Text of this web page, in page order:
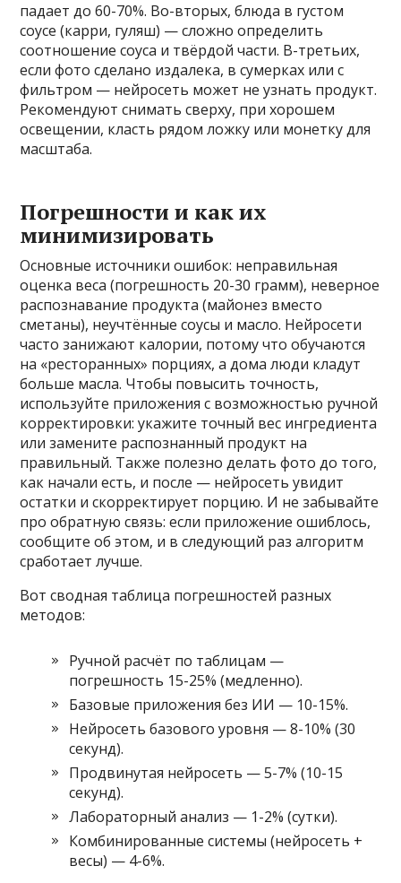
падает до 60-70%. Во-вторых, блюда в густом
соусе (карри, гуляш) — сложно определить
соотношение соуса и твёрдой части. В-третьих,
если фото сделано издалека, в сумерках или с
фильтром — нейросеть может не узнать продукт.
Рекомендуют снимать сверху, при хорошем
освещении, класть рядом ложку или монетку для
масштаба.
Погрешности и как их
минимизировать
Основные источники ошибок: неправильная
оценка веса (погрешность 20-30 грамм), неверное
распознавание продукта (майонез вместо
сметаны), неучтённые соусы и масло. Нейросети
часто занижают калории, потому что обучаются
на «ресторанных» порциях, а дома люди кладут
больше масла. Чтобы повысить точность,
используйте приложения с возможностью ручной
корректировки: укажите точный вес ингредиента
или замените распознанный продукт на
правильный. Также полезно делать фото до того,
как начали есть, и после — нейросеть увидит
остатки и скорректирует порцию. И не забывайте
про обратную связь: если приложение ошиблось,
сообщите об этом, и в следующий раз алгоритм
сработает лучше.
Вот сводная таблица погрешностей разных
методов:
Ручной расчёт по таблицам —
погрешность 15-25% (медленно).
Базовые приложения без ИИ — 10-15%.
Нейросеть базового уровня — 8-10% (30
секунд).
Продвинутая нейросеть — 5-7% (10-15
секунд).
Лабораторный анализ — 1-2% (сутки).
Комбинированные системы (нейросеть +
весы) — 4-6%.